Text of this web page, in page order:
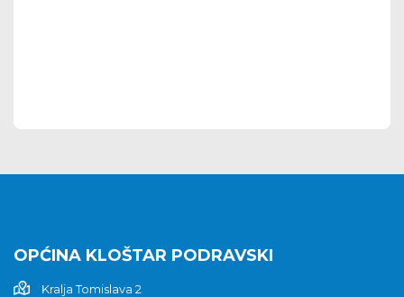
OPĆINA KLOŠTAR PODRAVSKI
Kralja Tomislava 2